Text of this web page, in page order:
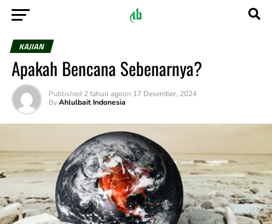
KAJIAN
Apakah Bencana Sebenarnya?
Published 2 tahun agoon 17 Desember, 2024
By Ahlulbait Indonesia